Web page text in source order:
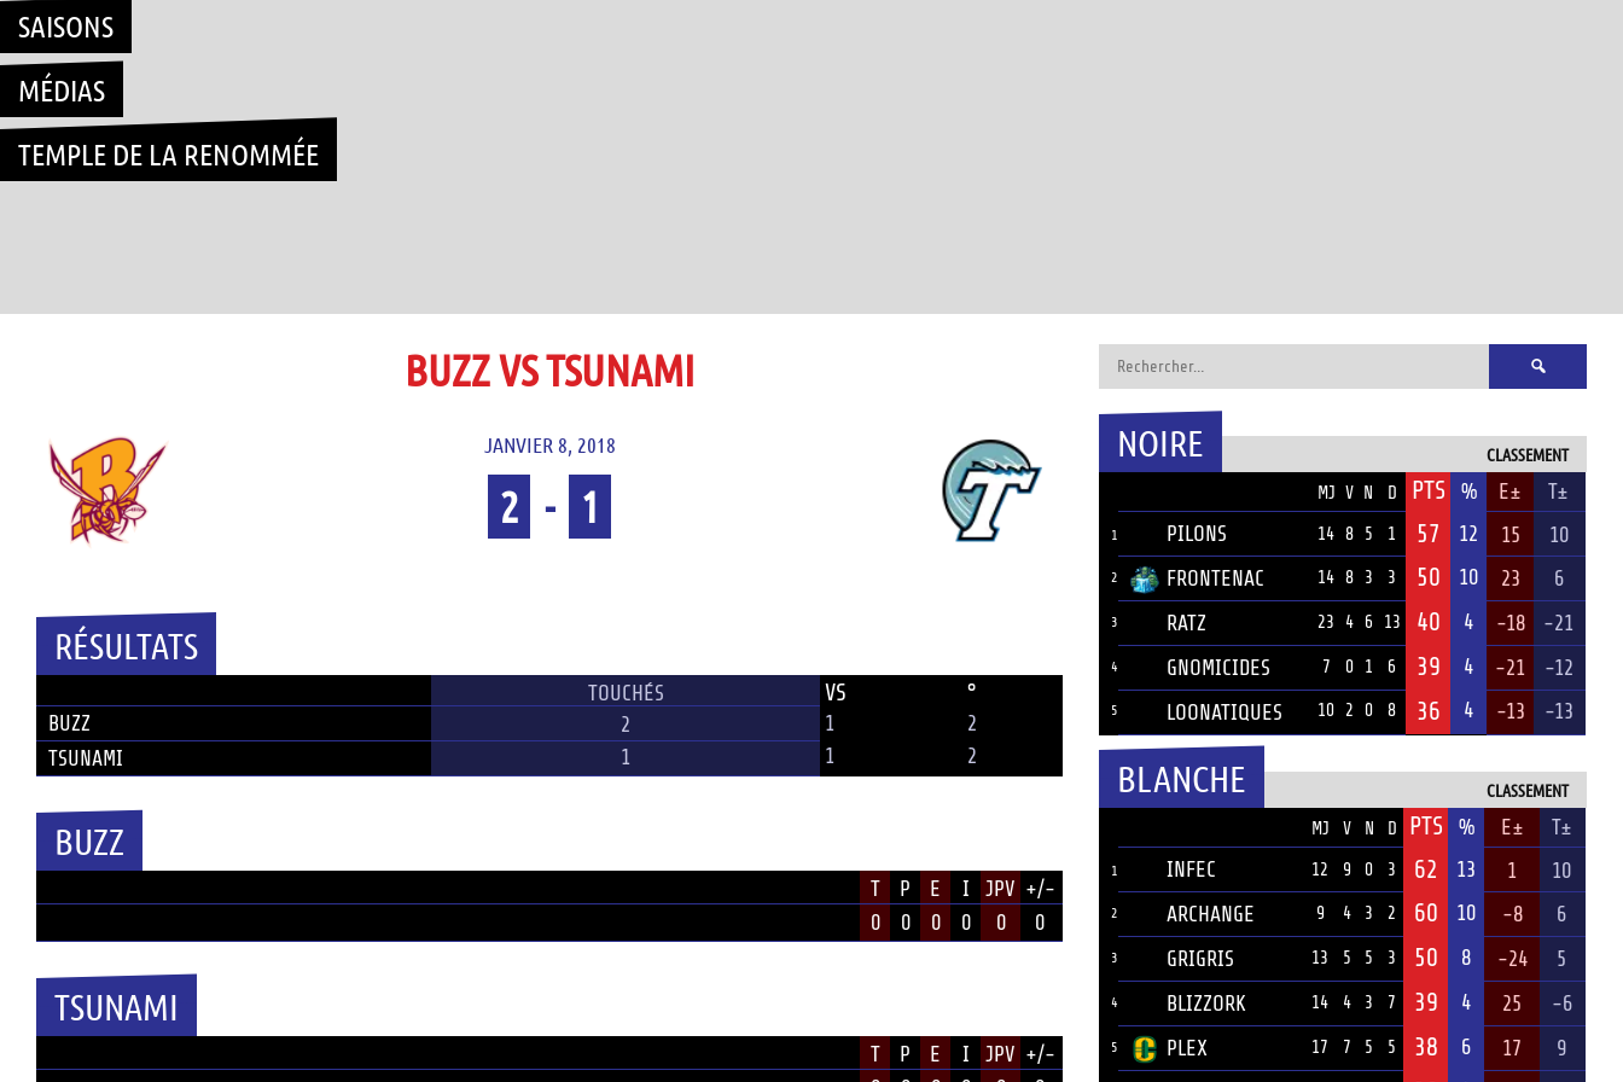
SAISONS
MÉDIAS
TEMPLE DE LA RENOMMÉE
BUZZ VS TSUNAMI
JANVIER 8, 2018
2 - 1
RÉSULTATS
TOUCHÉS VS °
BUZZ 2 1
2
TSUNAMI
1 1 2
BUZZ
T P E I JPV +/-
0
0 0 0 0 0
TSUNAMI
T P E I JPV +/-
Rechercher :
CLASSEMENT
NOIRE
MJ V N D PTS % E± T±
1 PILONS 14 8 5 1 57 12 15 10
2 FRONTENAC 14 8 3 3 50 10 23 6
3 RATZ 23 4 6 13 40 4 -18 -21
4 GNOMICIDES 7 0 1 6 39 4 -21 -12
5 LOONATIQUES 10 2 0 8 36 4 -13 -13
CLASSEMENT
BLANCHE
MJ V N D PTS % E± T±
1 INFEC 12 9 0 3 62 13 1 10
2 ARCHANGE 9 4 3 2 60 10 -8 6
3 GRIGRIS 13 5 5 3 50 8 -24 5
4 BLIZZORK 14 4 3 7 39 4 25 -6
5 PLEX 17 7 5 5 38 6 17 9